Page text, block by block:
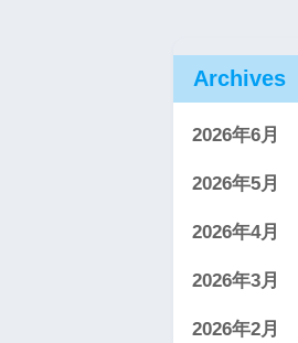
Archives
2026年6月
2026年5月
2026年4月
2026年3月
2026年2月